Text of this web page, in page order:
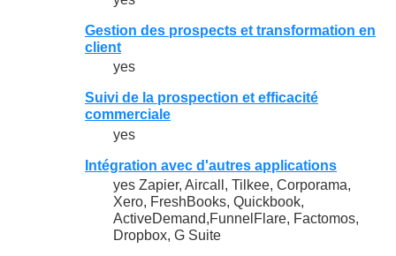
Gestion des prospects et transformation en
client
yes
Suivi de la prospection et efficacité
commerciale
yes
Intégration avec d'autres applications
yes Zapier, Aircall, Tilkee, Corporama,
Xero, FreshBooks, Quickbook,
ActiveDemand,FunnelFlare, Factomos,
Dropbox, G Suite